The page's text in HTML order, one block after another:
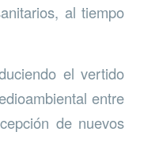
al tiempo
el vertido
entre
de nuevos